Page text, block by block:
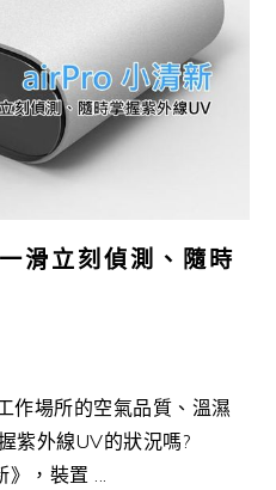
滑立刻偵測、隨時
作場所的空氣品質、溫濕
紫外線UV的狀況嗎?
，裝置 ...